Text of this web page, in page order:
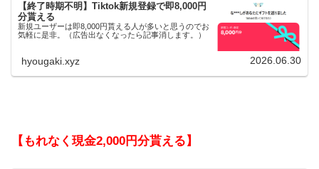
【終了時期不明】Tiktok新規登録で即8,000円
分貰える
新規ユーザーは即8,000円貰える人が多いと思うのでお
気軽に是非。（広告出なくなったら記事消します。）
hyougaki.xyz 2026.06.30
【もれなく現金2,000円分貰える】